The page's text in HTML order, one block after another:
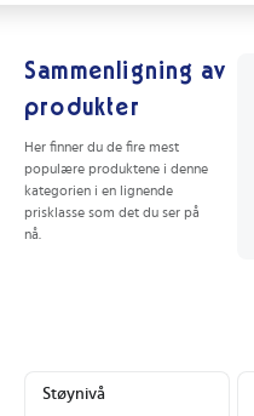
Sammenligning av
produkter
Her finner du de fire mest
populære produktene i denne
kategorien i en lignende
prisklasse som det du ser på
nå.
Støynivå